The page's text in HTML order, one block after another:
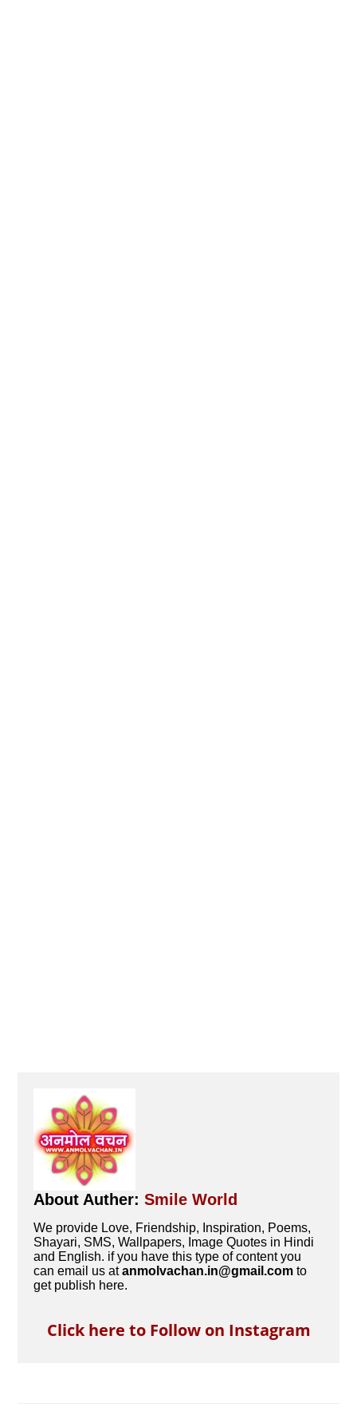
About Auther:Smile World
We provide Love, Friendship, Inspiration, Poems,
Shayari, SMS, Wallpapers, Image Quotes in Hindi
and English. if you have this type of content you
can email us atanmolvachan.in@gmail.com to
get publish here.
Click here to Follow on Instagram